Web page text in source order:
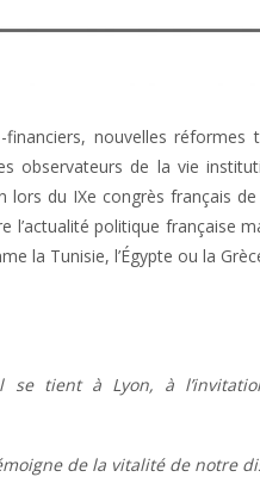
nouvelles réformes
observateurs de la vie
du IXe congrès français
politique française
la Tunisie, l’Égypte ou la
se tient à Lyon, à
de la vitalité de notre